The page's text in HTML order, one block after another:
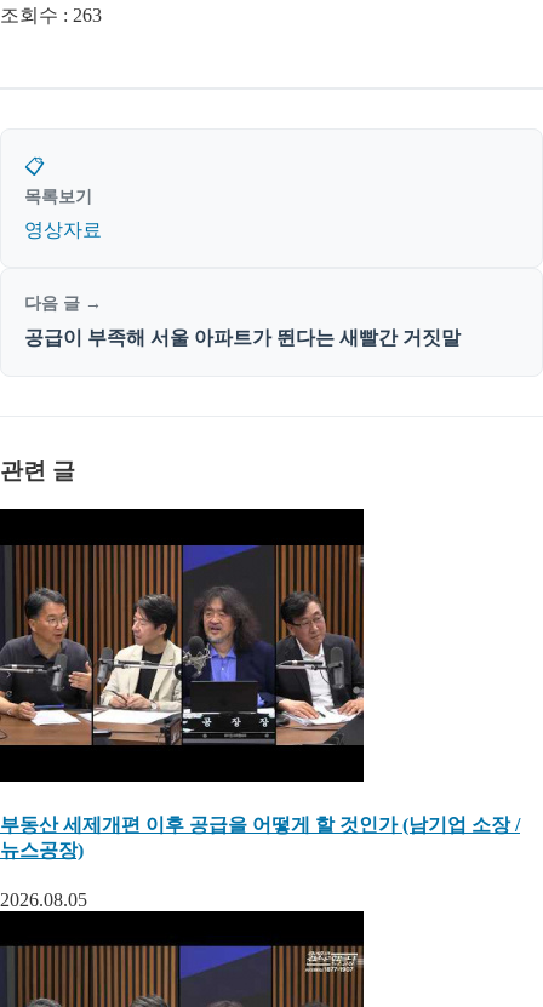
조회수 : 263
📋
목록보기
영상자료
다음 글 →
공급이 부족해 서울 아파트가 뛴다는 새빨간 거짓말
관련 글
부동산 세제개편 이후 공급을 어떻게 할 것인가 (남기업 소장 /
뉴스공장)
2026.08.05